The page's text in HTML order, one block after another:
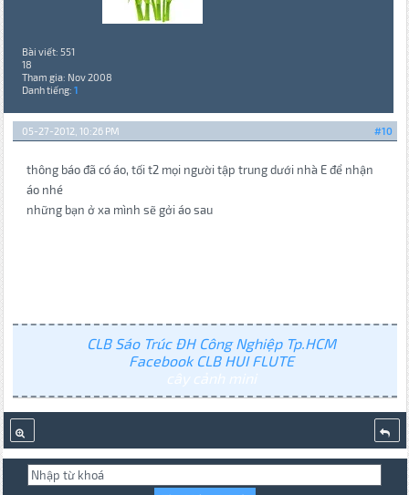
Bài viết: 551
18
Tham gia: Nov 2008
Danh tiếng: 1
#10
05-27-2012, 10:26 PM
thông báo đã có áo, tối t2 mọi người tập trung dưới nhà E để nhận
áo nhé
những bạn ở xa mình sẽ gởi áo sau
CLB Sáo Trúc ĐH Công Nghiệp Tp.HCM
Facebook CLB HUI FLUTE
cây cảnh mini